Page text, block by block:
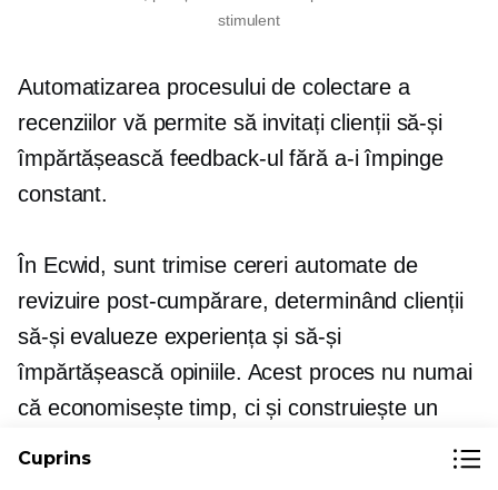
stimulent
Automatizarea procesului de colectare a
recenziilor vă permite să invitați clienții să-și
împărtășească feedback-ul fără a-i împinge
constant.
În Ecwid, sunt trimise cereri automate de
revizuire post-cumpărare, determinând clienții
să-și evalueze experiența și să-și
împărtășească opiniile. Acest proces nu numai
că economisește timp, ci și construiește un
Cuprins